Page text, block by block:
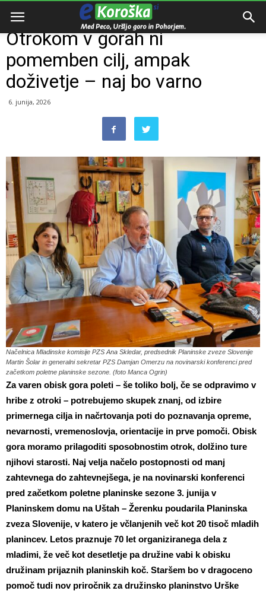
Domov
Otrokom v gorah ni
pomemben cilj, ampak
doživetje – naj bo varno
6. junija, 2026
Načelnica Mladinske komisije PZS Ana Skledar, predsednik Planinske zveze Slovenije
Martin Šolar in generalni sekretar PZS Damjan Omerzu na novinarski konferenci pred
začetkom poletne planinske sezone. (foto Manca Ogrin)
Za varen obisk gora poleti – še toliko bolj, če se odpravimo v
hribe z otroki – potrebujemo skupek znanj, od izbire
primernega cilja in načrtovanja poti do poznavanja opreme,
nevarnosti, vremenoslovja, orientacije in prve pomoči. Obisk
gora moramo prilagoditi sposobnostim otrok, dolžino ture
njihovi starosti. Naj velja načelo postopnosti od manj
zahtevnega do zahtevnejšega, je na novinarski konferenci
pred začetkom poletne planinske sezone 3. junija v
Planinskem domu na Uštah – Žerenku poudarila Planinska
zveza Slovenije, v katero je včlanjenih več kot 20 tisoč mladih
planincev. Letos praznuje 70 let organiziranega dela z
mladimi, že več kot desetletje pa družine vabi k obisku
družinam prijaznih planinskih koč. Staršem bo v dragoceno
pomoč tudi nov priročnik za družinsko planinstvo Urške